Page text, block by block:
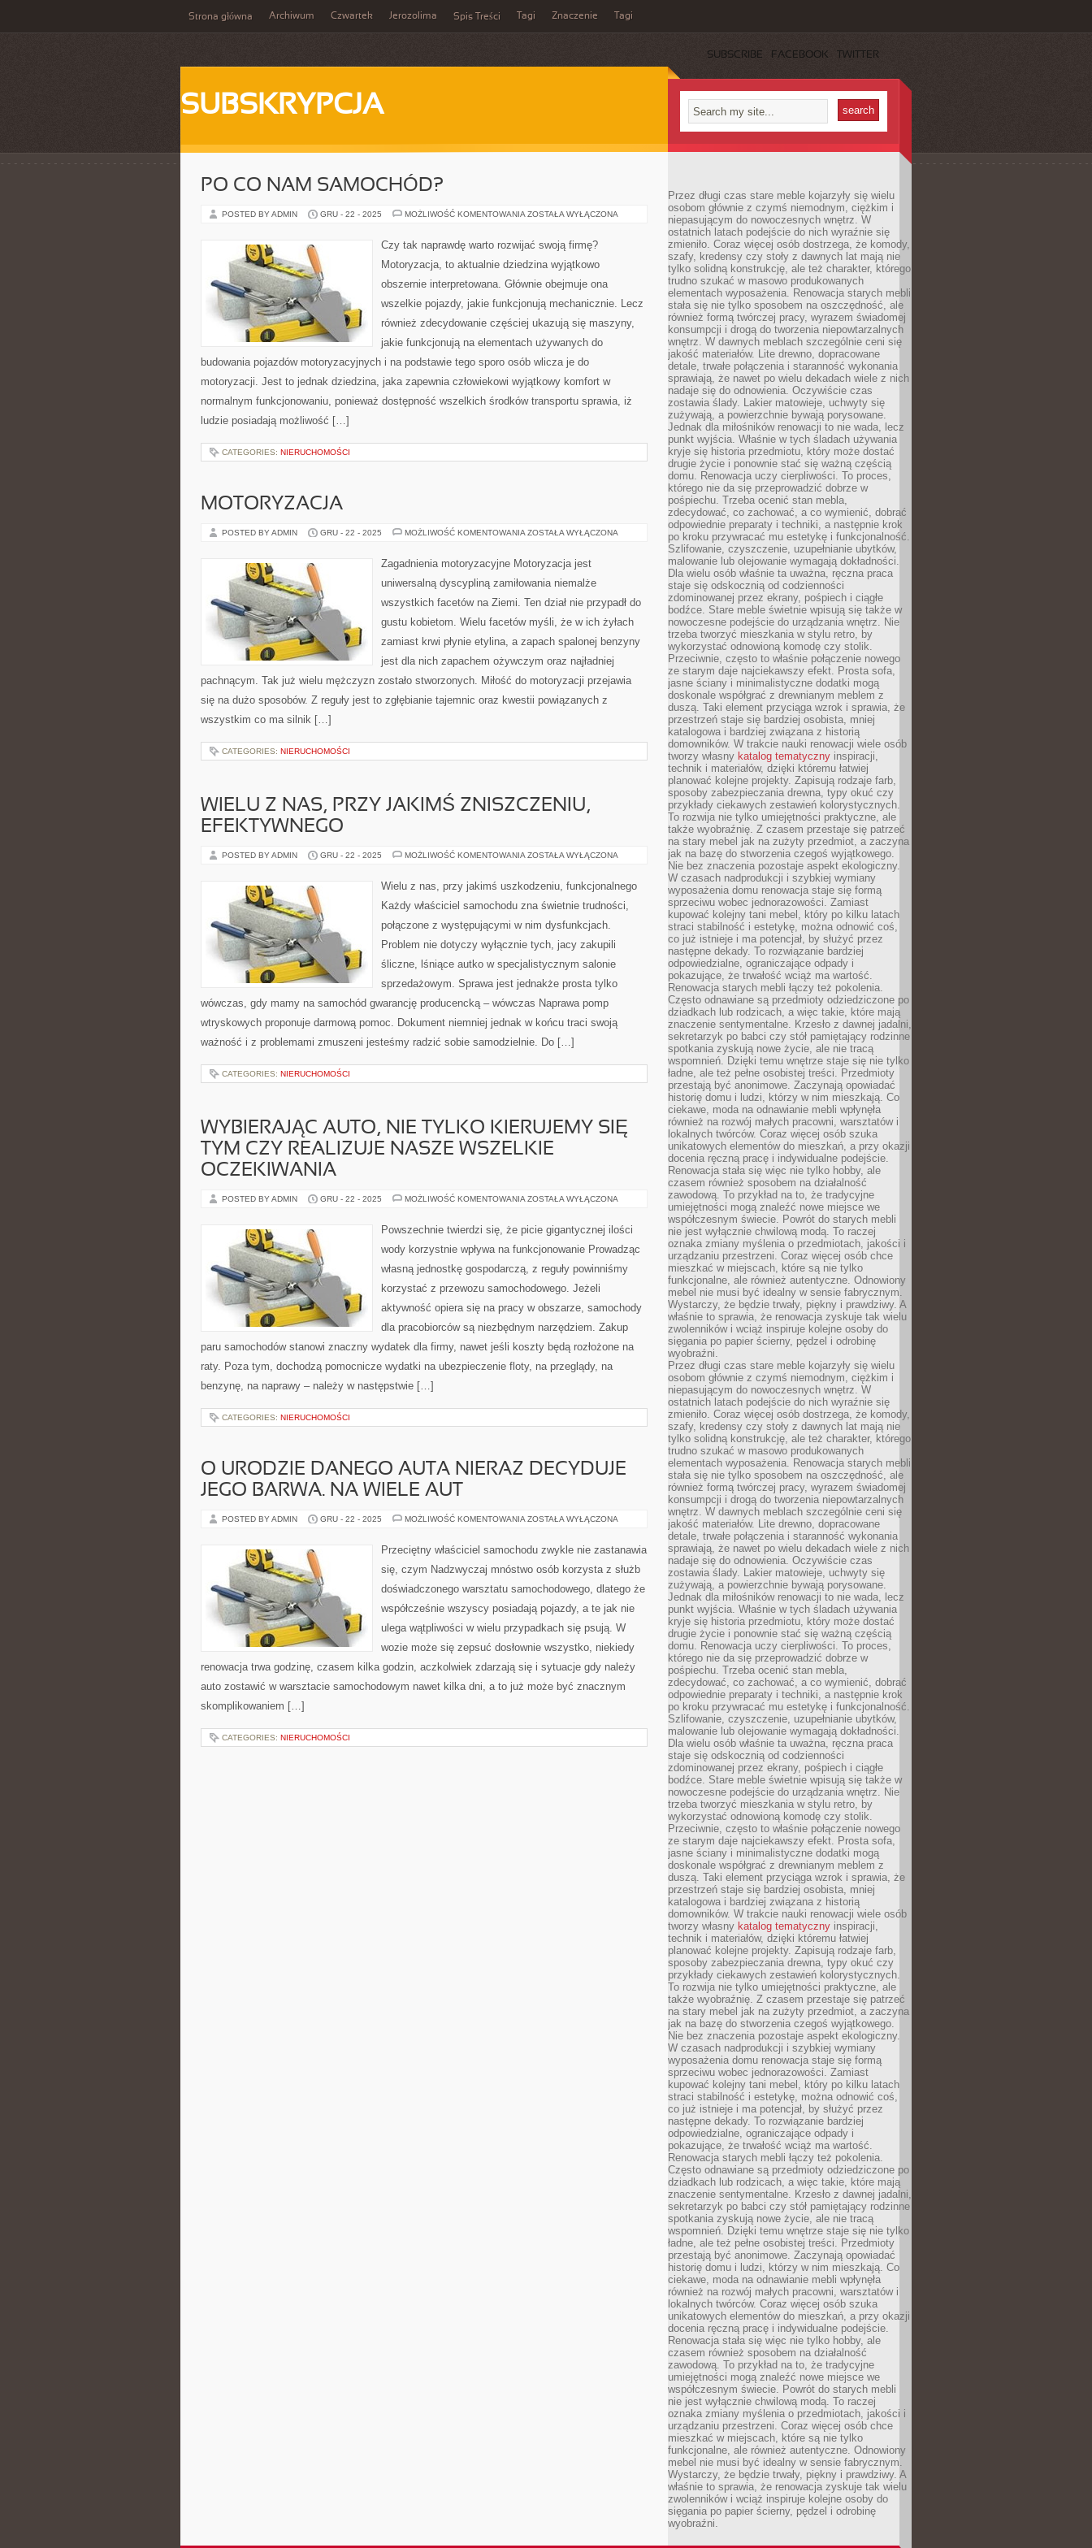
Strona główna Archiwum Czwartek Jerozolima Spis Treści Tagi Znaczenie Tagi
SUBSCRIBE FACEBOOK TWITTER
SUBSKRYPCJA
PO CO NAM SAMOCHÓD?
POSTED BY ADMIN GRU - 22 - 2025 MOŻLIWOŚĆ KOMENTOWANIA PO
SAMOCHÓD?
ZOSTAŁA WYŁĄCZONA
Czy tak naprawdę warto rozwijać swoją firmę?
Motoryzacja, to aktualnie dziedzina wyjątkowo
obszernie interpretowana. Głównie obejmuje ona
wszelkie pojazdy, jakie funkcjonują mechanicznie. Lecz
również zdecydowanie częściej ukazują się maszyny,
jakie funkcjonują na elementach używanych do
budowania pojazdów motoryzacyjnych i na podstawie tego sporo osób wlicza je do
motoryzacji. Jest to jednak dziedzina, jaka zapewnia człowiekowi wyjątkowy komfort w
normalnym funkcjonowaniu, ponieważ dostępność wszelkich środków transportu sprawia, iż
ludzie posiadają możliwość […]
CATEGORIES: NIERUCHOMOŚCI
MOTORYZACJA
POSTED BY ADMIN GRU - 22 - 2025 MOŻLIWOŚĆ KOMENTOWANIA MOTORYZACJA
ZOSTAŁA WYŁĄCZONA
Zagadnienia motoryzacyjne Motoryzacja jest
uniwersalną dyscypliną zamiłowania niemalże
wszystkich facetów na Ziemi. Ten dział nie przypadł do
gustu kobietom. Wielu facetów myśli, że w ich żyłach
zamiast krwi płynie etylina, a zapach spalonej benzyny
jest dla nich zapachem ożywczym oraz najładniej
pachnącym. Tak już wielu mężczyzn zostało stworzonych. Miłość do motoryzacji przejawia
się na dużo sposobów. Z reguły jest to zgłębianie tajemnic oraz kwestii powiązanych z
wszystkim co ma silnik […]
CATEGORIES: NIERUCHOMOŚCI
WIELU Z NAS, PRZY JAKIMŚ ZNISZCZENIU,
EFEKTYWNEGO
POSTED BY ADMIN GRU - 22 - 2025 MOŻLIWOŚĆ KOMENTOWANIA WIELU
PRZY
JAKIMŚ
EFEKTYWNEGO
ZOSTAŁA WYŁĄCZONA
Wielu z nas, przy jakimś uszkodzeniu, funkcjonalnego
Każdy właściciel samochodu zna świetnie trudności,
połączone z występującymi w nim dysfunkcjach.
Problem nie dotyczy wyłącznie tych, jacy zakupili
śliczne, lśniące autko w specjalistycznym salonie
sprzedażowym. Sprawa jest jednakże prosta tylko
wówczas, gdy mamy na samochód gwarancję producencką – wówczas Naprawa pomp
wtryskowych proponuje darmową pomoc. Dokument niemniej jednak w końcu traci swoją
ważność i z problemami zmuszeni jesteśmy radzić sobie samodzielnie. Do […]
CATEGORIES: NIERUCHOMOŚCI
WYBIERAJĄC AUTO, NIE TYLKO KIERUJEMY SIĘ
TYM CZY REALIZUJE NASZE WSZELKIE
OCZEKIWANIA
POSTED BY ADMIN GRU - 22 - 2025 MOŻLIWOŚĆ KOMENTOWANIA WYBIERAJĄC
TYLKO
KIERUJEMY
TYM
REALIZUJE
WSZELKIE
OCZEKIWANIA
ZOSTAŁA WYŁĄCZONA
Powszechnie twierdzi się, że picie gigantycznej ilości
wody korzystnie wpływa na funkcjonowanie Prowadząc
własną jednostkę gospodarczą, z reguły powinniśmy
korzystać z przewozu samochodowego. Jeżeli
aktywność opiera się na pracy w obszarze, samochody
dla pracobiorców są niezbędnym narzędziem. Zakup
paru samochodów stanowi znaczny wydatek dla firmy, nawet jeśli koszty będą rozłożone na
raty. Poza tym, dochodzą pomocnicze wydatki na ubezpieczenie floty, na przeglądy, na
benzynę, na naprawy – należy w następstwie […]
CATEGORIES: NIERUCHOMOŚCI
O URODZIE DANEGO AUTA NIERAZ DECYDUJE
JEGO BARWA. NA WIELE AUT
POSTED BY ADMIN GRU - 22 - 2025 MOŻLIWOŚĆ KOMENTOWANIA O
AUTA
NIERAZ
JEGO
NA
AUT
ZOSTAŁA WYŁĄCZONA
Przeciętny właściciel samochodu zwykle nie zastanawia
się, czym Nadzwyczaj mnóstwo osób korzysta z służb
doświadczonego warsztatu samochodowego, dlatego że
współcześnie wszyscy posiadają pojazdy, a te jak nie
ulega wątpliwości w wielu przypadkach się psują. W
wozie może się zepsuć dosłownie wszystko, niekiedy
renowacja trwa godzinę, czasem kilka godzin, aczkolwiek zdarzają się i sytuacje gdy należy
auto zostawić w warsztacie samochodowym nawet kilka dni, a to już może być znacznym
skomplikowaniem […]
CATEGORIES: NIERUCHOMOŚCI
Przez długi czas stare meble kojarzyły się wielu
osobom głównie z czymś niemodnym, ciężkim i
niepasującym do nowoczesnych wnętrz. W
ostatnich latach podejście do nich wyraźnie się
zmieniło. Coraz więcej osób dostrzega, że komody,
szafy, kredensy czy stoły z dawnych lat mają nie
tylko solidną konstrukcję, ale też charakter, którego
trudno szukać w masowo produkowanych
elementach wyposażenia. Renowacja starych mebli
stała się nie tylko sposobem na oszczędność, ale
również formą twórczej pracy, wyrazem świadomej
konsumpcji i drogą do tworzenia niepowtarzalnych
wnętrz. W dawnych meblach szczególnie ceni się
jakość materiałów. Lite drewno, dopracowane
detale, trwałe połączenia i staranność wykonania
sprawiają, że nawet po wielu dekadach wiele z nich
nadaje się do odnowienia. Oczywiście czas
zostawia ślady. Lakier matowieje, uchwyty się
zużywają, a powierzchnie bywają porysowane.
Jednak dla miłośników renowacji to nie wada, lecz
punkt wyjścia. Właśnie w tych śladach używania
kryje się historia przedmiotu, który może dostać
drugie życie i ponownie stać się ważną częścią
domu. Renowacja uczy cierpliwości. To proces,
którego nie da się przeprowadzić dobrze w
pośpiechu. Trzeba ocenić stan mebla,
zdecydować, co zachować, a co wymienić, dobrać
odpowiednie preparaty i techniki, a następnie krok
po kroku przywracać mu estetykę i funkcjonalność.
Szlifowanie, czyszczenie, uzupełnianie ubytków,
malowanie lub olejowanie wymagają dokładności.
Dla wielu osób właśnie ta uważna, ręczna praca
staje się odskocznią od codzienności
zdominowanej przez ekrany, pośpiech i ciągłe
bodźce. Stare meble świetnie wpisują się także w
nowoczesne podejście do urządzania wnętrz. Nie
trzeba tworzyć mieszkania w stylu retro, by
wykorzystać odnowioną komodę czy stolik.
Przeciwnie, często to właśnie połączenie nowego
ze starym daje najciekawszy efekt. Prosta sofa,
jasne ściany i minimalistyczne dodatki mogą
doskonale współgrać z drewnianym meblem z
duszą. Taki element przyciąga wzrok i sprawia, że
przestrzeń staje się bardziej osobista, mniej
katalogowa i bardziej związana z historią
domowników. W trakcie nauki renowacji wiele osób
tworzy własny katalog tematyczny inspiracji,
technik i materiałów, dzięki któremu łatwiej
planować kolejne projekty. Zapisują rodzaje farb,
sposoby zabezpieczania drewna, typy okuć czy
przykłady ciekawych zestawień kolorystycznych.
To rozwija nie tylko umiejętności praktyczne, ale
także wyobraźnię. Z czasem przestaje się patrzeć
na stary mebel jak na zużyty przedmiot, a zaczyna
jak na bazę do stworzenia czegoś wyjątkowego.
Nie bez znaczenia pozostaje aspekt ekologiczny.
W czasach nadprodukcji i szybkiej wymiany
wyposażenia domu renowacja staje się formą
sprzeciwu wobec jednorazowości. Zamiast
kupować kolejny tani mebel, który po kilku latach
straci stabilność i estetykę, można odnowić coś,
co już istnieje i ma potencjał, by służyć przez
następne dekady. To rozwiązanie bardziej
odpowiedzialne, ograniczające odpady i
pokazujące, że trwałość wciąż ma wartość.
Renowacja starych mebli łączy też pokolenia.
Często odnawiane są przedmioty odziedziczone po
dziadkach lub rodzicach, a więc takie, które mają
znaczenie sentymentalne. Krzesło z dawnej jadalni,
sekretarzyk po babci czy stół pamiętający rodzinne
spotkania zyskują nowe życie, ale nie tracą
wspomnień. Dzięki temu wnętrze staje się nie tylko
ładne, ale też pełne osobistej treści. Przedmioty
przestają być anonimowe. Zaczynają opowiadać
historię domu i ludzi, którzy w nim mieszkają. Co
ciekawe, moda na odnawianie mebli wpłynęła
również na rozwój małych pracowni, warsztatów i
lokalnych twórców. Coraz więcej osób szuka
unikatowych elementów do mieszkań, a przy okazji
docenia ręczną pracę i indywidualne podejście.
Renowacja stała się więc nie tylko hobby, ale
czasem również sposobem na działalność
zawodową. To przykład na to, że tradycyjne
umiejętności mogą znaleźć nowe miejsce we
współczesnym świecie. Powrót do starych mebli
nie jest wyłącznie chwilową modą. To raczej
oznaka zmiany myślenia o przedmiotach, jakości i
urządzaniu przestrzeni. Coraz więcej osób chce
mieszkać w miejscach, które są nie tylko
funkcjonalne, ale również autentyczne. Odnowiony
mebel nie musi być idealny w sensie fabrycznym.
Wystarczy, że będzie trwały, piękny i prawdziwy. A
właśnie to sprawia, że renowacja zyskuje tak wielu
zwolenników i wciąż inspiruje kolejne osoby do
sięgania po papier ścierny, pędzel i odrobinę
wyobraźni.
Przez długi czas stare meble kojarzyły się wielu
osobom głównie z czymś niemodnym, ciężkim i
niepasującym do nowoczesnych wnętrz. W
ostatnich latach podejście do nich wyraźnie się
zmieniło. Coraz więcej osób dostrzega, że komody,
szafy, kredensy czy stoły z dawnych lat mają nie
tylko solidną konstrukcję, ale też charakter, którego
trudno szukać w masowo produkowanych
elementach wyposażenia. Renowacja starych mebli
stała się nie tylko sposobem na oszczędność, ale
również formą twórczej pracy, wyrazem świadomej
konsumpcji i drogą do tworzenia niepowtarzalnych
wnętrz. W dawnych meblach szczególnie ceni się
jakość materiałów. Lite drewno, dopracowane
detale, trwałe połączenia i staranność wykonania
sprawiają, że nawet po wielu dekadach wiele z nich
nadaje się do odnowienia. Oczywiście czas
zostawia ślady. Lakier matowieje, uchwyty się
zużywają, a powierzchnie bywają porysowane.
Jednak dla miłośników renowacji to nie wada, lecz
punkt wyjścia. Właśnie w tych śladach używania
kryje się historia przedmiotu, który może dostać
drugie życie i ponownie stać się ważną częścią
domu. Renowacja uczy cierpliwości. To proces,
którego nie da się przeprowadzić dobrze w
pośpiechu. Trzeba ocenić stan mebla,
zdecydować, co zachować, a co wymienić, dobrać
odpowiednie preparaty i techniki, a następnie krok
po kroku przywracać mu estetykę i funkcjonalność.
Szlifowanie, czyszczenie, uzupełnianie ubytków,
malowanie lub olejowanie wymagają dokładności.
Dla wielu osób właśnie ta uważna, ręczna praca
staje się odskocznią od codzienności
zdominowanej przez ekrany, pośpiech i ciągłe
bodźce. Stare meble świetnie wpisują się także w
nowoczesne podejście do urządzania wnętrz. Nie
trzeba tworzyć mieszkania w stylu retro, by
wykorzystać odnowioną komodę czy stolik.
Przeciwnie, często to właśnie połączenie nowego
ze starym daje najciekawszy efekt. Prosta sofa,
jasne ściany i minimalistyczne dodatki mogą
doskonale współgrać z drewnianym meblem z
duszą. Taki element przyciąga wzrok i sprawia, że
przestrzeń staje się bardziej osobista, mniej
katalogowa i bardziej związana z historią
domowników. W trakcie nauki renowacji wiele osób
tworzy własny katalog tematyczny inspiracji,
technik i materiałów, dzięki któremu łatwiej
planować kolejne projekty. Zapisują rodzaje farb,
sposoby zabezpieczania drewna, typy okuć czy
przykłady ciekawych zestawień kolorystycznych.
To rozwija nie tylko umiejętności praktyczne, ale
także wyobraźnię. Z czasem przestaje się patrzeć
na stary mebel jak na zużyty przedmiot, a zaczyna
jak na bazę do stworzenia czegoś wyjątkowego.
Nie bez znaczenia pozostaje aspekt ekologiczny.
W czasach nadprodukcji i szybkiej wymiany
wyposażenia domu renowacja staje się formą
sprzeciwu wobec jednorazowości. Zamiast
kupować kolejny tani mebel, który po kilku latach
straci stabilność i estetykę, można odnowić coś,
co już istnieje i ma potencjał, by służyć przez
następne dekady. To rozwiązanie bardziej
odpowiedzialne, ograniczające odpady i
pokazujące, że trwałość wciąż ma wartość.
Renowacja starych mebli łączy też pokolenia.
Często odnawiane są przedmioty odziedziczone po
dziadkach lub rodzicach, a więc takie, które mają
znaczenie sentymentalne. Krzesło z dawnej jadalni,
sekretarzyk po babci czy stół pamiętający rodzinne
spotkania zyskują nowe życie, ale nie tracą
wspomnień. Dzięki temu wnętrze staje się nie tylko
ładne, ale też pełne osobistej treści. Przedmioty
przestają być anonimowe. Zaczynają opowiadać
historię domu i ludzi, którzy w nim mieszkają. Co
ciekawe, moda na odnawianie mebli wpłynęła
również na rozwój małych pracowni, warsztatów i
lokalnych twórców. Coraz więcej osób szuka
unikatowych elementów do mieszkań, a przy okazji
docenia ręczną pracę i indywidualne podejście.
Renowacja stała się więc nie tylko hobby, ale
czasem również sposobem na działalność
zawodową. To przykład na to, że tradycyjne
umiejętności mogą znaleźć nowe miejsce we
współczesnym świecie. Powrót do starych mebli
nie jest wyłącznie chwilową modą. To raczej
oznaka zmiany myślenia o przedmiotach, jakości i
urządzaniu przestrzeni. Coraz więcej osób chce
mieszkać w miejscach, które są nie tylko
funkcjonalne, ale również autentyczne. Odnowiony
mebel nie musi być idealny w sensie fabrycznym.
Wystarczy, że będzie trwały, piękny i prawdziwy. A
właśnie to sprawia, że renowacja zyskuje tak wielu
zwolenników i wciąż inspiruje kolejne osoby do
sięgania po papier ścierny, pędzel i odrobinę
wyobraźni.